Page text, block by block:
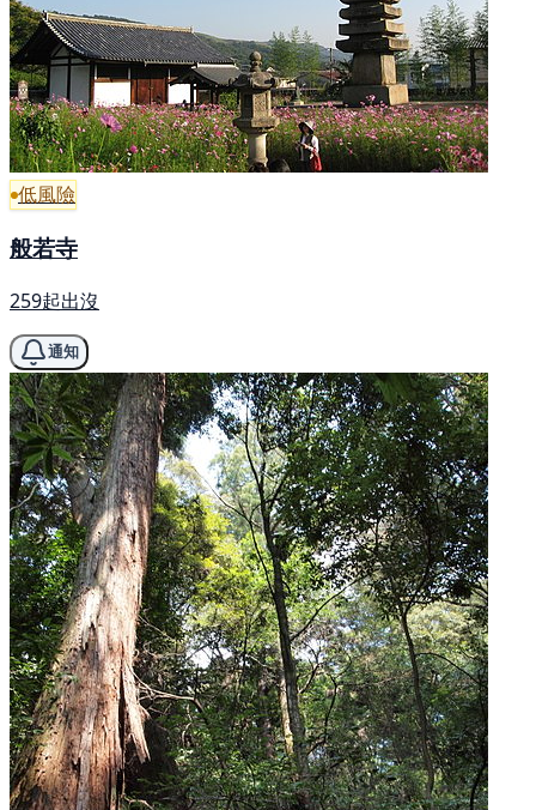
低風險
般若寺
259起出沒
通知